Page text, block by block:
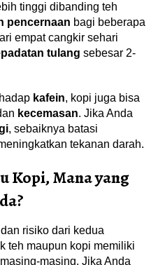
tinggi dibanding teh
pencernaan bagi beberapa
empat cangkir sehari
tulang sebesar 2-
kafein, kopi juga bisa
kecemasan. Jika Anda
, sebaiknya batasi
tekanan darah.
Kopi, Mana yang
risiko dari kedua
teh maupun kopi memiliki
masing. Jika Anda